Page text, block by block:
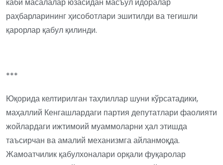
каби масалалар юзасидан масъул идоралар
раҳбарларининг ҳисоботлари эшитилди ва тегишли
қарорлар қабул қилинди.
***
Юқорида келтирилган таҳлиллар шуни кўрсатадики,
маҳаллий Кенгашлардаги партия депутатлари фаолияти
жойлардаги ижтимоий муаммоларни ҳал этишда
таъсирчан ва амалий механизмга айланмоқда.
Жамоатчилик қабулхоналари орқали фуқаролар